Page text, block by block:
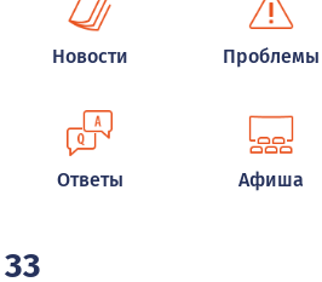
Новости Проблемы
Ответы Афиша
33